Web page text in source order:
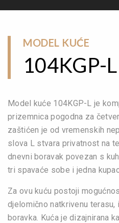
MODEL KUĆE
104KGP-L
Model kuće 104KGP-L je
prizemnica pogodna za
zaštićen je od vremenskih
slova L stvara privatnost na
dnevni boravak povezan s
tri spavaće sobe i jedna
Za ovu kuću postoji
djelomično natkrivenu
boravka. Kuća je dizajnirana